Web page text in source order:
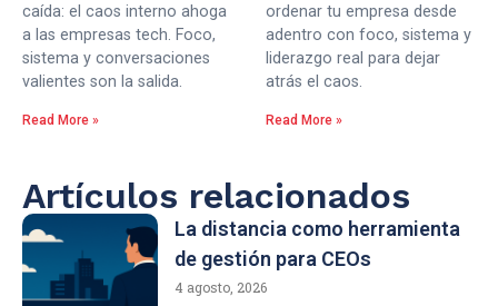
caída: el caos interno ahoga
a las empresas tech. Foco,
sistema y conversaciones
valientes son la salida.
Read More »
ordenar tu empresa desde
adentro con foco, sistema y
liderazgo real para dejar
atrás el caos.
Read More »
Artículos relacionados
La distancia como herramienta
de gestión para CEOs
4 agosto, 2026